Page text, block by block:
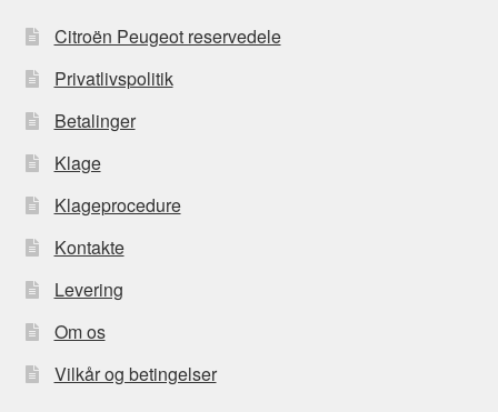
Citroën Peugeot reservedele
Privatlivspolitik
Betalinger
Klage
Klageprocedure
Kontakte
Levering
Om os
Vilkår og betingelser